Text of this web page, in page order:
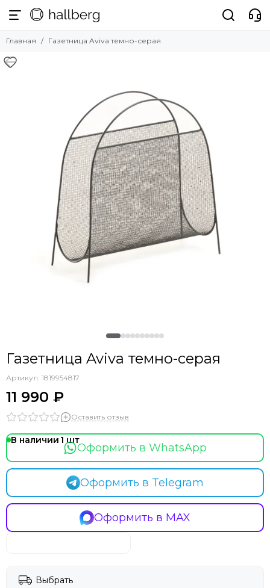
Главная Газетница Aviva темно-серая
Газетница Aviva темно-серая
Артикул: 1819954817
11 990 ₽
Оставить отзыв
В наличии 1
Оформить в WhatsApp
Оформить в Telegram
Оформить в MAX
Выбрать